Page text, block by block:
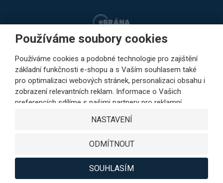
Používáme soubory cookies
Používáme cookies a podobné technologie pro zajištění
základní funkčnosti e-shopu a s Vaším souhlasem také
pro optimalizaci webových stránek, personalizaci obsahu i
zobrazení relevantních reklam. Informace o Vašich
preferencích sdílíme s našimi partnery pro reklamní,
sociální sítě i podrobné analýzy pouze s Vaším souhlasem.
Partneři mohou tyto údaje v rámci personalizace reklamy
využívání jejich služeb. Kliknutím na tlačítko SOUHLASÍM
vyjádříte Váš souhlas s ukládáním cookies k výkonovým,
funkčním a marketingovým účelům a s předáváním údajů o
chování na webu v rámci cílení reklamy na sociálních a
NASTAVENÍ
ODMÍTNOUT
SOUHLASÍM